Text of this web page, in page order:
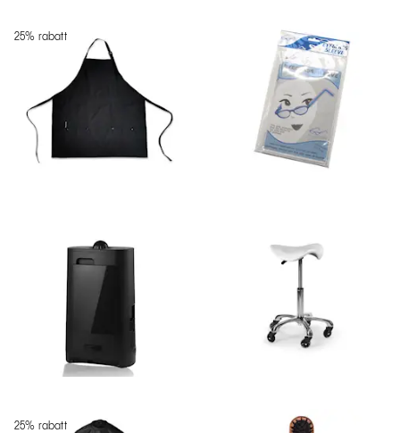
25% rabatt
25% rabatt